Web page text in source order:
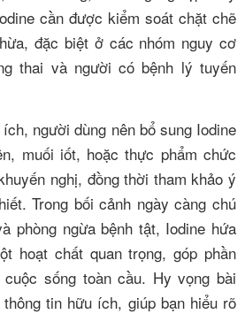
cần được kiểm soát chặt chẽ
đặc biệt ở các nhóm nguy cơ
thai và người có bệnh lý tuyến
người dùng nên bổ sung Iodine
muối iốt, hoặc thực phẩm chức
nghị, đồng thời tham khảo ý
Trong bối cảnh ngày càng chú
phòng ngừa bệnh tật, Iodine hứa
hoạt chất quan trọng, góp phần
sống toàn cầu. Hy vọng bài
tin hữu ích, giúp bạn hiểu rõ